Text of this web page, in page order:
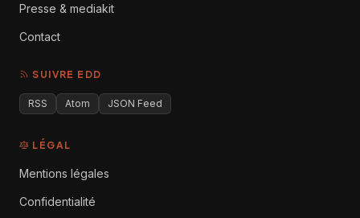
Presse & mediakit
Contact
SUIVRE EDD
RSS Atom JSON Feed
LÉGAL
Mentions légales
Confidentialité